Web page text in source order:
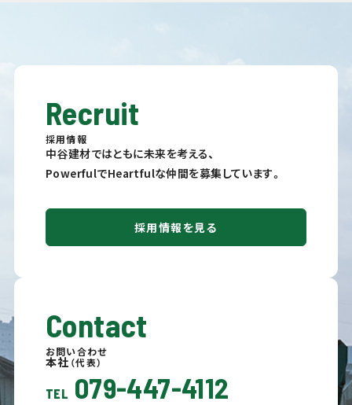
Recruit
採用情報
中谷建材ではともに未来を考える、
PowerfulでHeartfulな仲間を募集しています。
採用情報を見る
Contact
お問い合わせ
本社 （代表）
TEL 079-447-4112